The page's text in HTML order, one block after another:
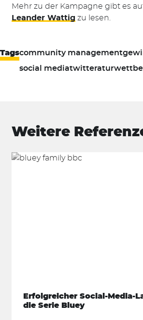
Mehr zu der Kampagne gibt es
Leander Wattig zu lesen.
Tagscommunity management
social mediatwitteratur
Weitere
Erfolgreicher Social-Media-
die Serie Bluey